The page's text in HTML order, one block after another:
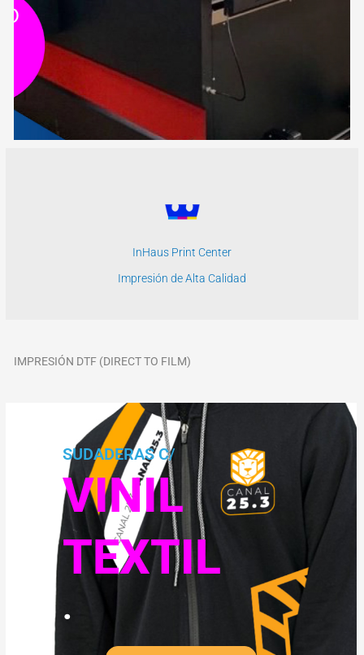
InHaus Print Center
Impresión de Alta Calidad
IMPRESIÓN DTF (DIRECT TO FILM)
SUDADERAS C/
VINIL
TEXTIL
.